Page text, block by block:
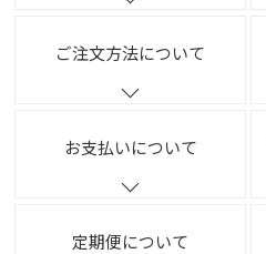
ご注文方法について
お支払いについて
定期便について